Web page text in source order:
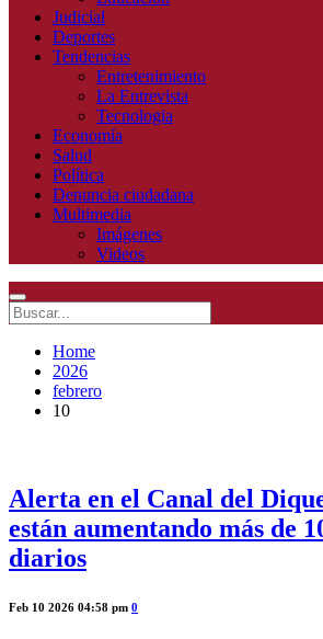
Judicial
Deportes
Tendencias
Entretenimiento
La Entrevista
Tecnologia
Economía
Salud
Política
Denuncia ciudadana
Multimedia
Imágenes
Videos
Home
2026
febrero
10
Alerta en el Canal del
están aumentando más de
diarios
Feb 10 2026 04:58 pm 0